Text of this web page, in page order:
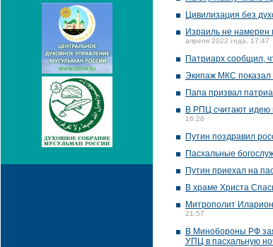
Цивилизация без
Израиль не намерен
апреля 2022 года, 17:47
Патриарх сообщил,
Экипаж МКС показал
Папа призвал
В РПЦ считают идею
16:28
Путин поздравил
Пасхальные
Путин приехал на
В храме Христа
Митрополит
21:57
В Минобороны РФ
УПЦ в пасхальную